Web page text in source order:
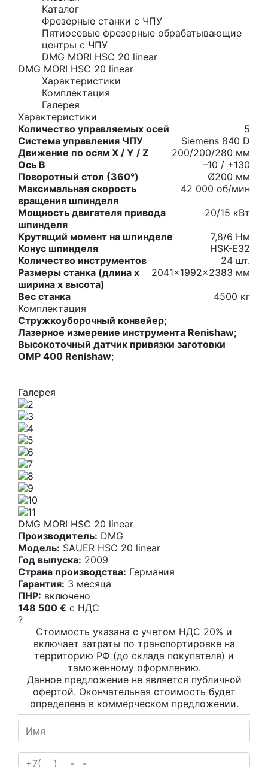
Каталог
Фрезерные станки с ЧПУ
Пятиосевые фрезерные обрабатывающие
центры с ЧПУ
DMG MORI HSC 20 linear
DMG MORI HSC 20 linear
Характеристики
Комплектация
Галерея
Характеристики
Количество управляемых осей
5
Система управления ЧПУ
Siemens 840 D
Движение по осям X / Y / Z
200/200/280 мм
Ось B
–10 / +130
Поворотный стол (360°)
Ø200 мм
Максимальная скорость
вращения шпинделя
42 000 об/мин
Мощность двигателя привода
шпинделя
20/15 кВт
Крутящий момент на шпинделе
7,8/6 Нм
Конус шпинделя
HSK-E32
Количество инструментов
24 шт.
Размеры станка (длина х
ширина х высота)
2041x1992x2383 мм
Вес станка
4500 кг
Комплектация
Стружкоуборочный конвейер;
Лазерное измерение инструмента Renishaw;
Высокоточный датчик привязки заготовки
OMP 400 Renishaw;
Галерея
DMG MORI HSC 20 linear
Производитель: DMG
Модель: SAUER HSC 20 linear
Год выпуска: 2009
Страна производства: Германия
Гарантия: 3 месяца
ПНР: включено
148 500 € c НДС
?
Стоимость указана с учетом НДС 20% и
включает затраты по транспортировке на
территорию РФ (до склада покупателя) и
таможенному оформлению.
Данное предложение не является публичной
офертой. Окончательная стоимость будет
определена в коммерческом предложении.